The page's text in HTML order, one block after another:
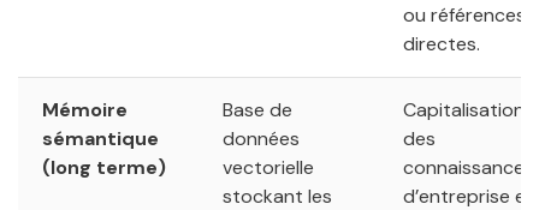
ou références
directes.
Mémoire
sémantique
(long terme)
Base de
données
vectorielle
stockant les
Capitalisation
des
connaissances
d’entreprise et